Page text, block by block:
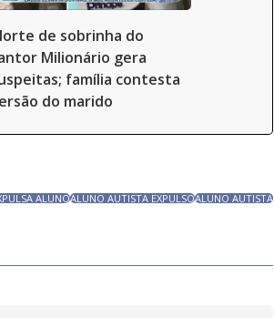
de sobrinha do
Milionário gera
família contesta
do marido
ALUNOALUNO AUTISTA EXPULSOALUNO AUTISTA